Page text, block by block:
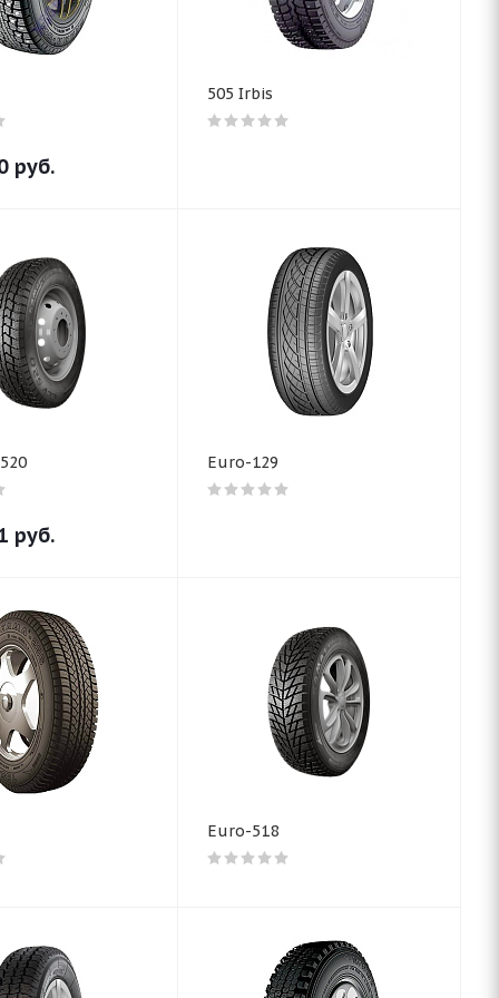
руб.
505 Irbis
руб.
Euro-129
Euro-518